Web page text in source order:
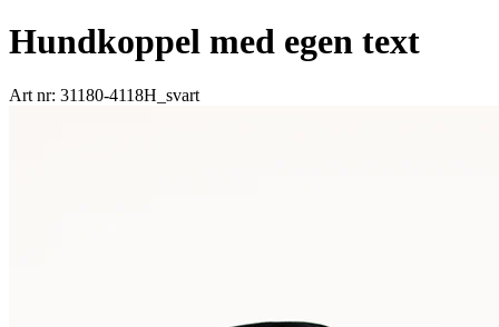
Hundkoppel med egen text
Art nr: 31180-4118H_svart